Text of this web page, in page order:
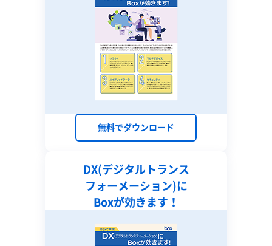
無料でダウンロード
DX(デジタルトランス
フォーメーション)に
Boxが効きます！